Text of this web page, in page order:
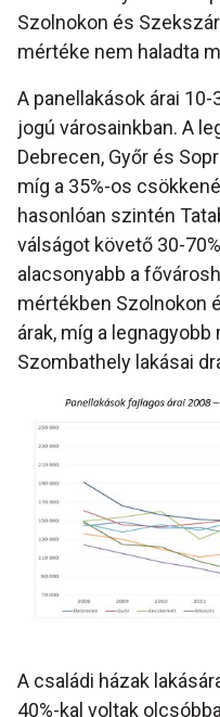
Szolnokon és
mértéke nem haladta
A panellakások árai
jogú városainkban. A
Debrecen, Győr és
míg a 35%-os
hasonlóan szintén
válságot követő 30-
alacsonyabb a
mértékben Szolnokon
árak, míg a
Szombathely lakásai
A családi házak
40%-kal voltak